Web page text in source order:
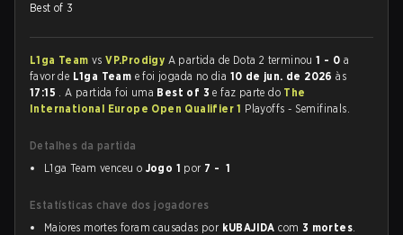
Best of 3
L1ga Team vsVP.Prodigy A partida de Dota 2 terminou1 - 0 a
favor de L1ga Team e foi jogada no dia 10 de jun. de 2026às
17:15 . A partida foi uma Best of 3e faz parte do The
International Europe Open Qualifier 1 Playoffs - Semifinals.
Detalhes da partida
L1ga Team venceu o Jogo 1 por 7 - 1
Estatísticas chave dos jogadores
Maiores mortes foram causadas por kUBAJIDA com 3 mortes.